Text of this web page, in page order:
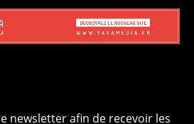
newsletter afin de recevoir les